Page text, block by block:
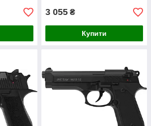
3 055 ₴
Купити